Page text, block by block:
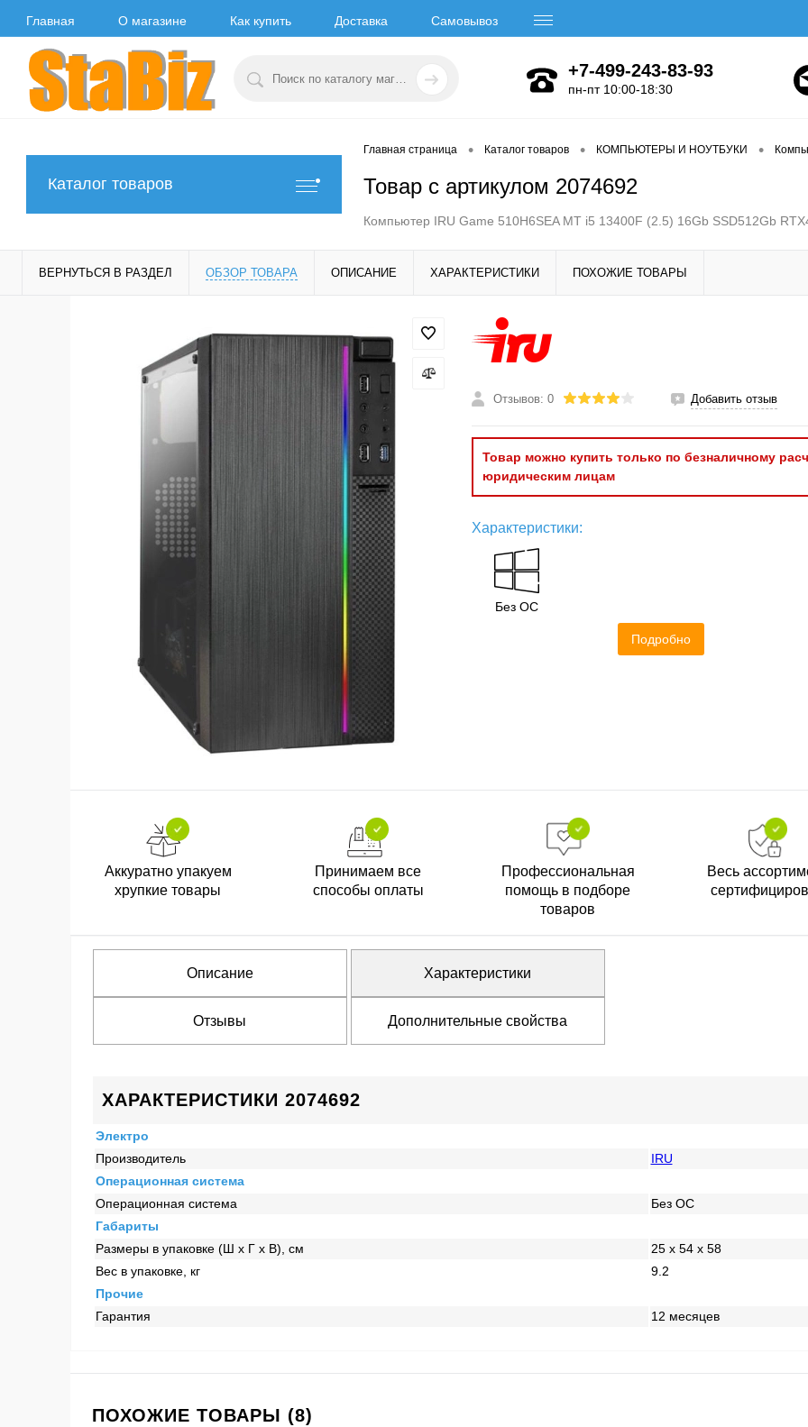
Главная О магазине Как купить Доставка Самовывоз
+7-499-243-83-93
пн-пт 10:00-18:30
Каталог товаров
Главная страница • Каталог товаров • КОМПЬЮТЕРЫ И НОУТБУКИ •
Товар с артикулом 2074692
Компьютер IRU Game 510H6SEA MT i5 13400F (2.5) 16Gb SSD512Gb
ВЕРНУТЬСЯ В РАЗДЕЛ ОБЗОР ТОВАРА ОПИСАНИЕ ХАРАКТЕРИСТИКИ ПОХОЖИЕ ТОВАРЫ
Отзывов: 0 Добавить отзыв
Товар можно купить только по безналичному
юридическим лицам
Характеристики:
Без ОС
Подробно
Аккуратно упакуем
хрупкие товары
Принимаем все
способы оплаты
Профессиональная
помощь в подборе
товаров
Весь
Описание Характеристики
Отзывы Дополнительные свойства
ХАРАКТЕРИСТИКИ 2074692
Электро
Производитель
IRU
Операционная система
Операционная система
Без ОС
Габариты
Размеры в упаковке (Ш x Г x В), см
25 x 54 x 58
Вес в упаковке, кг
9.2
Прочие
Гарантия
12 месяцев
ПОХОЖИЕ ТОВАРЫ (8)